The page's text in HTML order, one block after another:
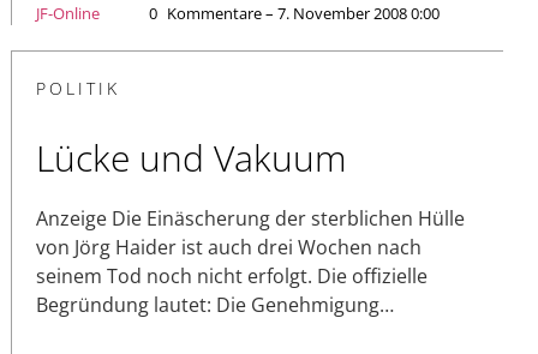
JF-Online 0 Kommentare – 7. November 2008 0:00
POLITIK
Lücke und Vakuum
Anzeige Die Einäscherung der sterblichen Hülle
von Jörg Haider ist auch drei Wochen nach
seinem Tod noch nicht erfolgt. Die offizielle
Begründung lautet: Die Genehmigung…